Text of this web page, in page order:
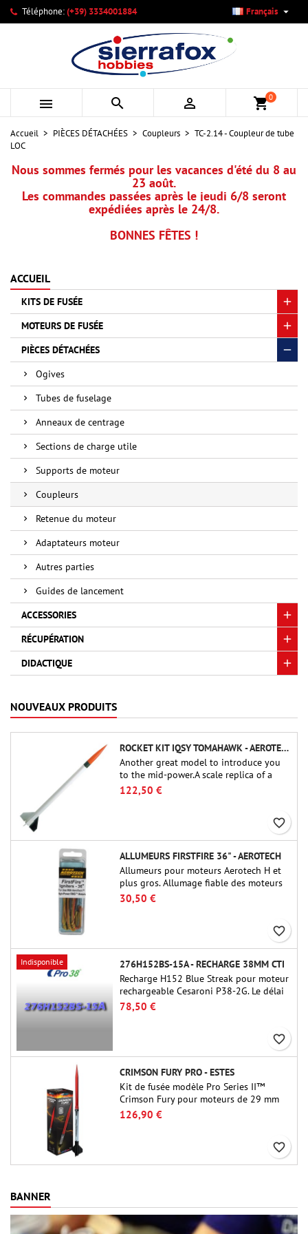
Téléphone:(+39) 3334001884 Français 
   shopping_cart0
Accueil PIÈCES DÉTACHÉES Coupleurs
TC-2.14 - Coupleur de tube
LOC
Nous sommes fermés pour les vacances d'été du 8 au
23 août.
Les commandes passées après le jeudi 6/8 seront
expédiées après le 24/8.
BONNES FÊTES !
ACCUEIL
KITS DE FUSÉE
MOTEURS DE FUSÉE
PIÈCES DÉTACHÉES
Ogives
Tubes de fuselage
Anneaux de centrage
Sections de charge utile
Supports de moteur
Coupleurs
Retenue du moteur
Adaptateurs moteur
Autres parties
Guides de lancement
ACCESSORIES
RÉCUPÉRATION
DIDACTIQUE
NOUVEAUX PRODUITS
ROCKET KIT IQSY TOMAHAWK - AEROTECH
Another great model to introduce you
to the mid-power.A scale replica of a
famous sounding rocket, small in size
and peefect to move to higher-level kits.
122,50 €
favorite_border
ALLUMEURS FIRSTFIRE 36" - AEROTECH
Allumeurs pour moteurs Aerotech H et
plus gros. Allumage fiable des moteurs
jusqu'à 91 cm de longu
30,50 €
favorite_border
Indisponible
276H152BS-15A - RECHARGE 38MM CTI
Recharge H152 Blue Streak pour moteur
rechargeable Cesaroni P38-2G. Le délai
de 15 secondes est réglable via l'outil
ProDAT 38
78,50 €
favorite_border
CRIMSON FURY PRO - ESTES
Kit de fusée modèle Pro Series II™
Crimson Fury pour moteurs de 29 mm
de type E, F et G. Conçu pour les
fuséologues confirmés, le Crimson Fury
126,90 €
favorite_border
BANNER
Mes listes d'envies ×
Créer une nouvelle liste
Créer une liste d'envies ×
Nom de la liste d'envies
Annuler Créer une liste d'envies
Connexion ×
Vous devez être connecté pour ajouter des produits à votre
liste d'envies.
Annuler Connexion